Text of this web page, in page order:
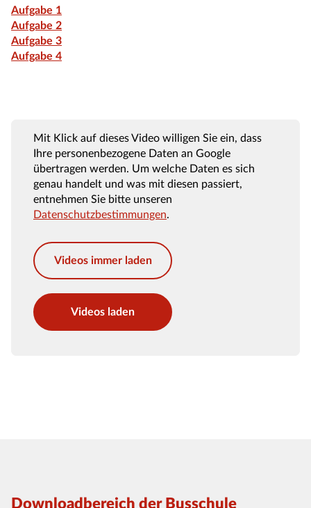
Aufgabe 1
Aufgabe 2
Aufgabe 3
Aufgabe 4
Mit Klick auf dieses Video willigen Sie ein, dass
Ihre personenbezogene Daten an Google
übertragen werden. Um welche Daten es sich
genau handelt und was mit diesen passiert,
entnehmen Sie bitte unseren
Datenschutzbestimmungen.
Videos immer laden
Videos laden
Downloadbereich der Busschule